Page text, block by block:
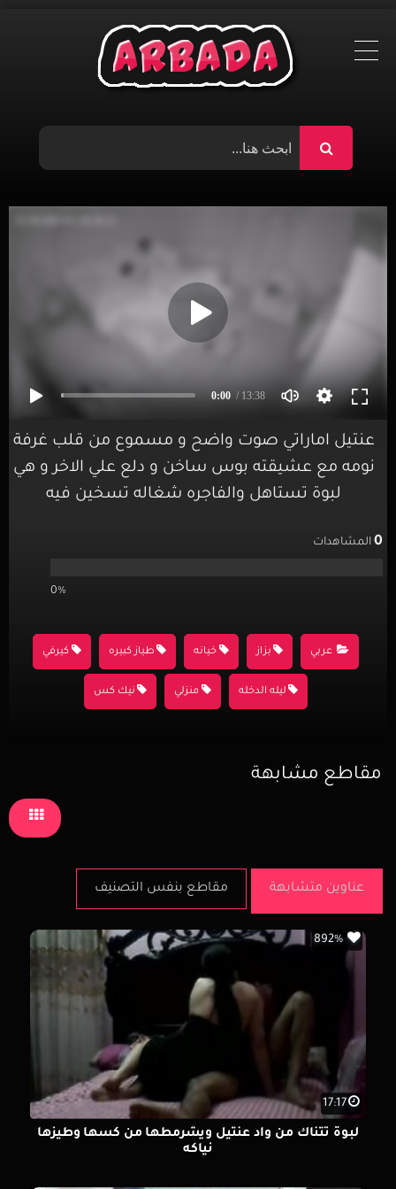
content
0:00 / 13:38
عنتيل اماراتي صوت واضح و مسموع من قلب غرفة
نومه مع عشيقته بوس ساخن و دلع علي الاخر و هي
لبوة تستاهل والفاجره شغاله تسخين فيه
0المشاهدات
0%
عربي بزاز خيانه طياز كبيره كيرفي
ليله الدخله منزلي نيك كس
مقاطع مشابهة
عناوين متشابهة مقاطع بنفس التصنيف
17:17
892%
لبوة تتناك من واد عنتيل ويشرمطها من كسها وطيزها
نياكه